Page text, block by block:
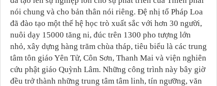
nói chung và cho bản thân nói riêng. Đệ nhị tổ Pháp Loa
đã đào tạo một thế hệ học trò xuất sắc với hơn 30 người,
nuôi dạy 15000 tăng ni, đúc trên 1300 pho tượng lớn
nhỏ, xây dựng hàng trăm chùa tháp, tiêu biểu là các trung
tâm tôn giáo Yên Tử, Côn Sơn, Thanh Mai và viện nghiên
cứu phật giáo Quỳnh Lâm. Những công trình này bây giờ
đều trở thành những trung tâm tâm linh, tín ngưỡng, văn